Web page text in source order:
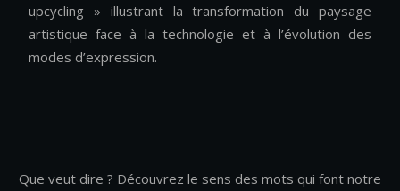
upcycling » illustrant la transformation du paysage
artistique face à la technologie et à l’évolution des
modes d’expression.
Que veut dire ? Découvrez le sens des mots qui font notre